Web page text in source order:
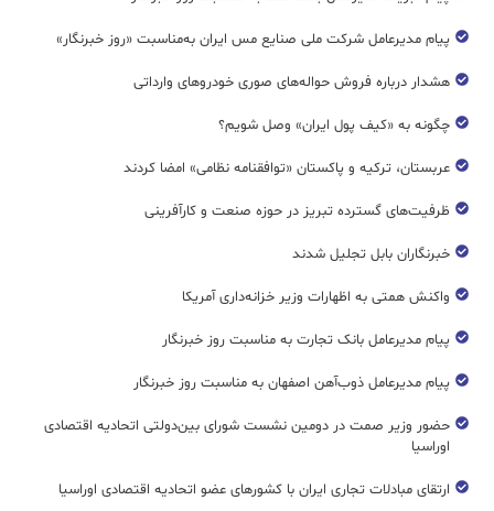
پیام مدیرعامل شرکت ملی صنایع مس ایران به‌مناسبت «روز خبرنگار»
هشدار درباره فروش حواله‌های صوری خودروهای وارداتی
چگونه به «کیف پول ایران» وصل شویم؟
عربستان، ترکیه و پاکستان «توافقنامه نظامی» امضا کردند
ظرفیت‌های گسترده‌ تبریز در حوزه صنعت و کارآفرینی
خبرنگاران بابل تجلیل شدند
واکنش همتی به اظهارات وزیر خزانه‌داری آمریکا
پیام مدیرعامل بانک تجارت به مناسبت روز خبرنگار
پیام مدیرعامل ذوب‌آهن اصفهان به مناسبت روز خبرنگار
حضور وزیر صمت در دومین نشست شورای بین‌دولتی اتحادیه اقتصادی
اوراسیا
ارتقای مبادلات تجاری ایران با کشورهای عضو اتحادیه اقتصادی اوراسیا